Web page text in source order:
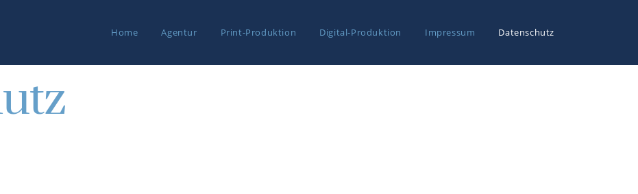
Home Agentur Print-Produktion Digital-Produktion Impressum Datenschutz